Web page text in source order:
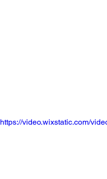
https://video.wixstatic.com/